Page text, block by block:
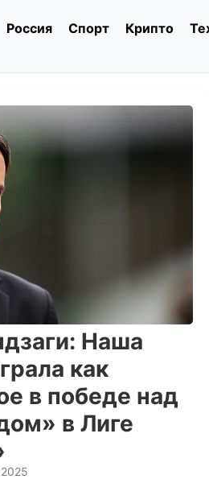
Россия Спорт Крипто
Наша
как
в победе над
в Лиге